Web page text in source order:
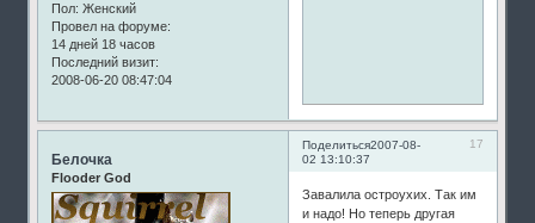
Пол: Женский
Провел на форуме:
14 дней 18 часов
Последний визит:
2008-06-20 08:47:04
Поделиться 17
2007-08-
02 13:10:37
Белочка
Flooder God
Завалила остроухих. Так им
и надо! Но теперь другая